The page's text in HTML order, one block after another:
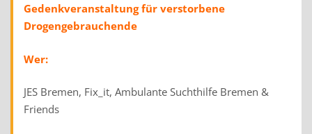
Gedenkveranstaltung für verstorbene
Drogengebrauchende
Wer:
JES Bremen, Fix_it, Ambulante Suchthilfe Bremen &
Friends